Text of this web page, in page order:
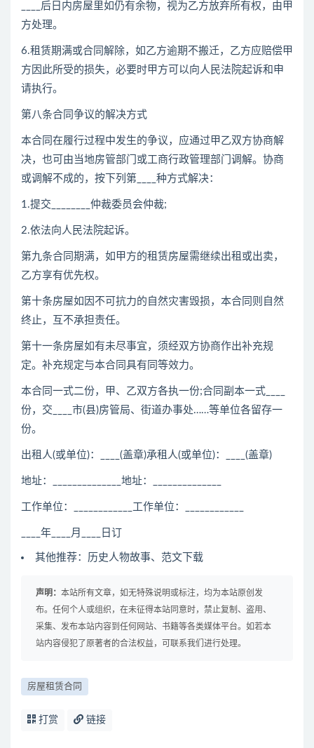
____后日内房屋里如仍有余物，视为乙方放弃所有权，由甲
方处理。
6.租赁期满或合同解除，如乙方逾期不搬迁，乙方应赔偿甲
方因此所受的损失，必要时甲方可以向人民法院起诉和申
请执行。
第八条合同争议的解决方式
本合同在履行过程中发生的争议，应通过甲乙双方协商解
决，也可由当地房管部门或工商行政管理部门调解。协商
或调解不成的，按下列第____种方式解决：
1.提交________仲裁委员会仲裁;
2.依法向人民法院起诉。
第九条合同期满，如甲方的租赁房屋需继续出租或出卖，
乙方享有优先权。
第十条房屋如因不可抗力的自然灾害毁损，本合同则自然
终止，互不承担责任。
第十一条房屋如有未尽事宜，须经双方协商作出补充规
定。补充规定与本合同具有同等效力。
本合同一式二份，甲、乙双方各执一份;合同副本一式____
份，交____市(县)房管局、街道办事处……等单位各留存一
份。
出租人(或单位)：____(盖章)承租人(或单位)：____(盖章)
地址：______________地址：______________
工作单位：____________工作单位：____________
____年____月____日订
其他推荐：历史人物故事、范文下载
声明： 本站所有文章，如无特殊说明或标注，均为本站原创发
布。任何个人或组织，在未征得本站同意时，禁止复制、盗用、
采集、发布本站内容到任何网站、书籍等各类媒体平台。如若本
站内容侵犯了原著者的合法权益，可联系我们进行处理。
房屋租赁合同
打赏 链接